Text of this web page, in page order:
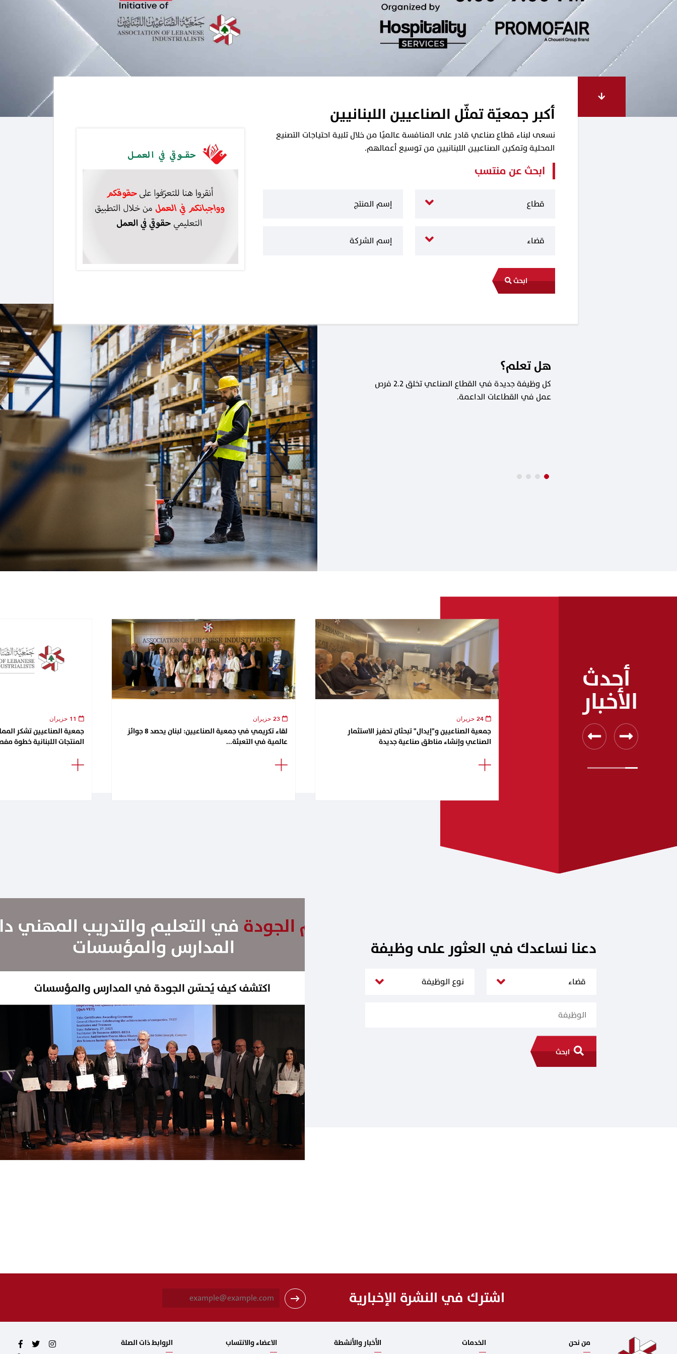
أكبر جمعيّة تمثّل الصناعيين اللبنانيين
نسعى لبناء قطاع صناعي قادر على المنافسة عالميًا من خلال تلبية احتياجات التصنيع
المحلية وتمكين الصناعيين اللبنانيين من توسيع أعمالهم.
ابحث عن منتسب
ابحث
هل تعلم؟
كل وظيفة جديدة في القطاع الصناعي تخلق 2.2 فرص
عمل في القطاعات الداعمة.
أحدث
الأخبار
جمعية الصناعيين تشكر
المنتجات اللبنانية خطوة
لقاء تكريمي في جمعية الصناعيين: لبنان يحصد 8 جوائز
عالمية في التعبئة...
جمعية الصناعيين و"إيدال" تبحثان تحفيز الاستثمار
الصناعي وإنشاء مناطق صناعية جديدة
دعنا نساعدك في العثور على وظيفة
ابحث
اشترك في النشرة الإخبارية
i
* من نحن الخدمات الأخبار والأنشطة الاعضاء والانتساب الروابط ذات الصلة